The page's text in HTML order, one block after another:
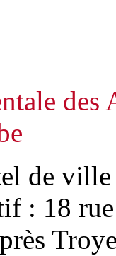
des
de
: 18 rue